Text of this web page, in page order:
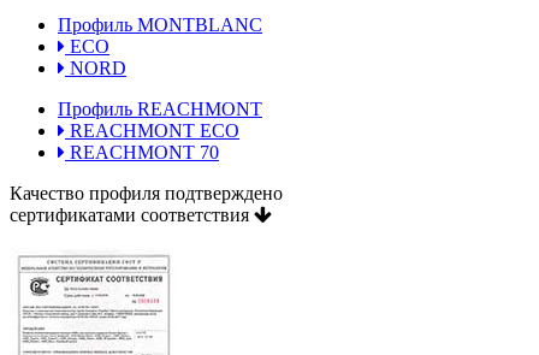
Профиль MONTBLANC
ECO
NORD
Профиль REACHMONT
REACHMONT ECO
REACHMONT 70
Качество профиля подтверждено
сертификатами соответствия